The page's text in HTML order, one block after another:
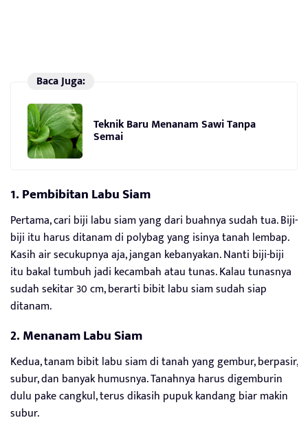
Baca Juga:
Teknik Baru Menanam Sawi Tanpa
Semai
1. Pembibitan Labu Siam
Pertama, cari biji labu siam yang dari buahnya sudah tua. Biji-
biji itu harus ditanam di polybag yang isinya tanah lembap.
Kasih air secukupnya aja, jangan kebanyakan. Nanti biji-biji
itu bakal tumbuh jadi kecambah atau tunas. Kalau tunasnya
sudah sekitar 30 cm, berarti bibit labu siam sudah siap
ditanam.
2. Menanam Labu Siam
Kedua, tanam bibit labu siam di tanah yang gembur, berpasir,
subur, dan banyak humusnya. Tanahnya harus digemburin
dulu pake cangkul, terus dikasih pupuk kandang biar makin
subur.